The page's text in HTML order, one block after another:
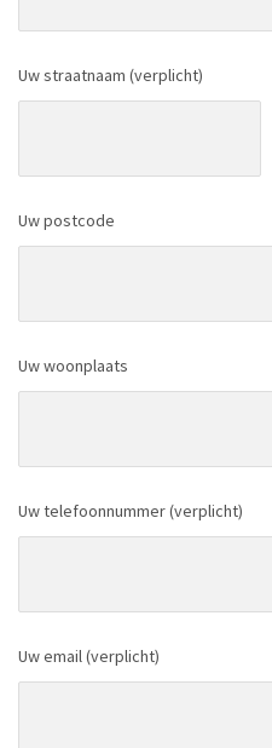
Uw straatnaam (verplicht)
Uw postcode
Uw woonplaats
Uw telefoonnummer (verplicht)
Uw email (verplicht)